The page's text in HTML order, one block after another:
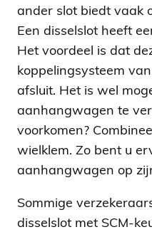
ander slot biedt vaak
Een disselslot heeft
Het voordeel is dat
koppelingsysteem
afsluit. Het is wel
aanhangwagen te
voorkomen?
wielklem. Zo bent u
aanhangwagen op
Sommige
disselslot met SCM-